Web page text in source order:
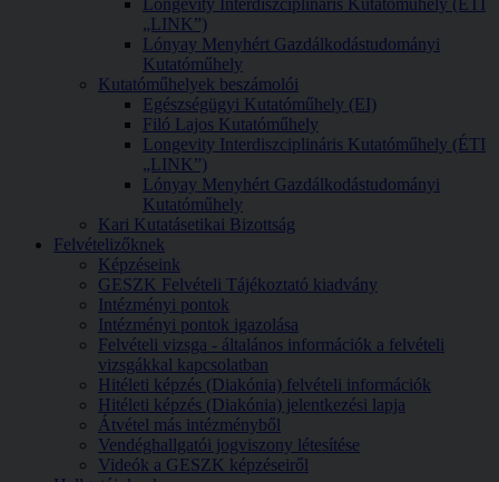
Longevity Interdiszciplináris Kutatóműhely (ÉTI
„LINK”)
Lónyay Menyhért Gazdálkodástudományi
Kutatóműhely
Kutatóműhelyek beszámolói
Egészségügyi Kutatóműhely (EI)
Filó Lajos Kutatóműhely
Longevity Interdiszciplináris Kutatóműhely (ÉTI
„LINK”)
Lónyay Menyhért Gazdálkodástudományi
Kutatóműhely
Kari Kutatásetikai Bizottság
Felvételizőknek
Képzéseink
GESZK Felvételi Tájékoztató kiadvány
Intézményi pontok
Intézményi pontok igazolása
Felvételi vizsga - általános információk a felvételi
vizsgákkal kapcsolatban
Hitéleti képzés (Diakónia) felvételi információk
Hitéleti képzés (Diakónia) jelentkezési lapja
Átvétel más intézményből
Vendéghallgatói jogviszony létesítése
Videók a GESZK képzéseiről